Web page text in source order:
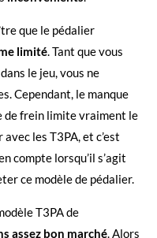
que le pédalier
limité. Tant que vous
le jeu, vous ne
Cependant, le manque
de frein limite vraiment le
les T3PA, et c’est
compte lorsqu’il s’agit
ce modèle de pédalier.
T3PA de
assez bon marché. Alors